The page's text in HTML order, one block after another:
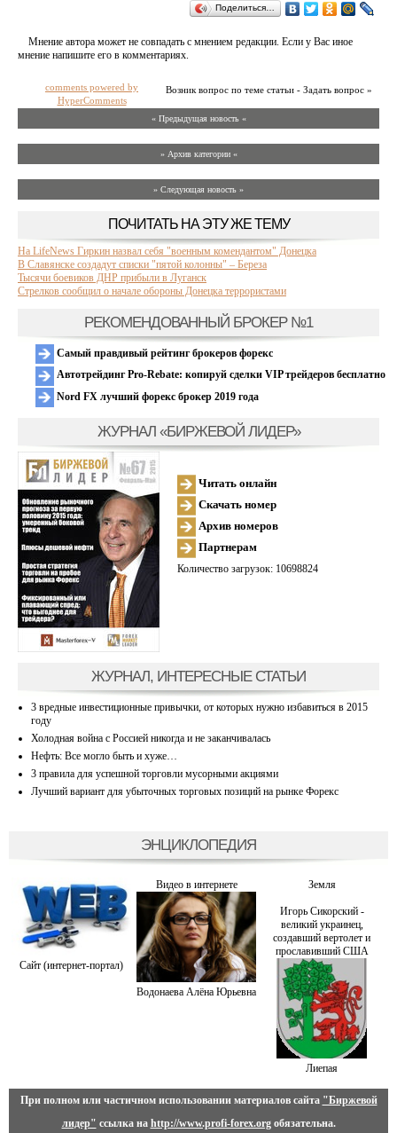
Поделиться…
Мнение автора может не совпадать с мнением редакции. Если у Вас иное
мнение напишите его в комментариях.
Возник вопрос по теме статьи - Задать вопрос »
comments powered by
HyperComments
« Предыдущая новость «
» Архив категории «
» Следующая новость »
ПОЧИТАТЬ НА ЭТУ ЖЕ ТЕМУ
На LifeNews Гиркин назвал себя "военным комендантом" Донецка
В Славянске создадут списки "пятой колонны" – Береза
Тысячи боевиков ДНР прибыли в Луганск
Стрелков сообщил о начале обороны Донецка террористами
РЕКОМЕНДОВАННЫЙ БРОКЕР №1
Самый правдивый рейтинг брокеров форекс
Автотрейдинг Pro-Rebate: копируй сделки VIP трейдеров бесплатно
Nord FX лучший форекс брокер 2019 года
ЖУРНАЛ «БИРЖЕВОЙ ЛИДЕР»
Читать онлайн
Скачать номер
Архив номеров
Партнерам
Количество загрузок: 10698824
ЖУРНАЛ, ИНТЕРЕСНЫЕ СТАТЬИ
3 вредные инвестиционные привычки, от которых нужно избавиться в 2015
году
Холодная война с Россией никогда и не заканчивалась
Нефть: Все могло быть и хуже…
3 правила для успешной торговли мусорными акциями
Лучший вариант для убыточных торговых позиций на рынке Форекс
ЭНЦИКЛОПЕДИЯ
Сайт (интернет-портал)
Видео в интернете Земля
Водонаева Алёна Юрьевна
Игорь Сикорский -
великий украинец,
создавший вертолет и
прославивший США
Лиепая
При полном или частичном использовании материалов сайта "Биржевой
лидер" ссылка на http://www.profi-forex.orgобязательна.